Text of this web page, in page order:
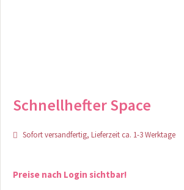
Schnellhefter Space
Sofort versandfertig, Lieferzeit ca. 1-3 Werktage
Preise nach Login sichtbar!